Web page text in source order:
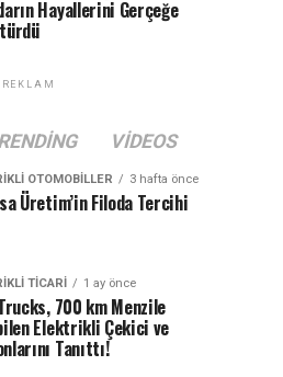
Hayallerini Gerçeğe
REKLAM
VIDEOS
OTOMOBILLER 3 hafta önce
Üretim’in Filoda Tercihi
TICARI 1 ay önce
700 km Menzile
Elektrikli Çekici ve
Tanıttı!